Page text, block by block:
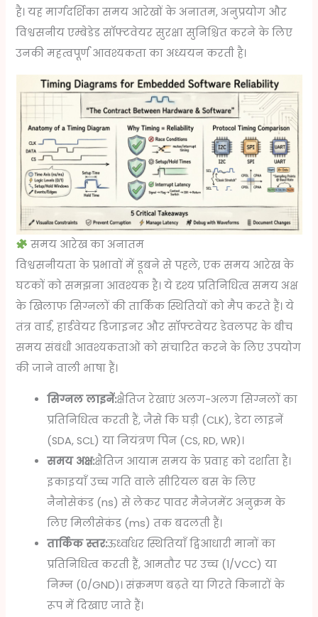
है। यह मार्गदर्शिका समय आरेखों के अनातम, अनुप्रयोग और
विश्वसनीय एम्बेडेड सॉफ्टवेयर सुरक्षा सुनिश्चित करने के लिए
उनकी महत्वपूर्ण आवश्यकता का अध्ययन करती है।
समय आरेख का अनातम
विश्वसनीयता के प्रभावों में डूबने से पहले, एक समय आरेख के
घटकों को समझना आवश्यक है। ये दृश्य प्रतिनिधित्व समय अक्ष
के खिलाफ सिग्नलों की तार्किक स्थितियों को मैप करते हैं। ये
तंत्र वार्ड, हार्डवेयर डिजाइनर और सॉफ्टवेयर डेवलपर के बीच
समय संबंधी आवश्यकताओं को संचारित करने के लिए उपयोग
की जाने वाली भाषा हैं।
सिग्नल लाइनें:क्षैतिज रेखाएं अलग-अलग सिग्नलों का
प्रतिनिधित्व करती हैं, जैसे कि घड़ी (CLK), डेटा लाइनें
(SDA, SCL) या नियंत्रण पिन (CS, RD, WR)।
समय अक्ष:क्षैतिज आयाम समय के प्रवाह को दर्शाता है।
इकाइयाँ उच्च गति वाले सीरियल बस के लिए
नैनोसेकंड (ns) से लेकर पावर मैनेजमेंट अनुक्रम के
लिए मिलीसेकंड (ms) तक बदलती हैं।
तार्किक स्तर:ऊर्ध्वाधर स्थितियाँ द्विआधारी मानों का
प्रतिनिधित्व करती हैं, आमतौर पर उच्च (1/VCC) या
निम्न (0/GND)। संक्रमण बढ़ते या गिरते किनारों के
रूप में दिखाए जाते हैं।